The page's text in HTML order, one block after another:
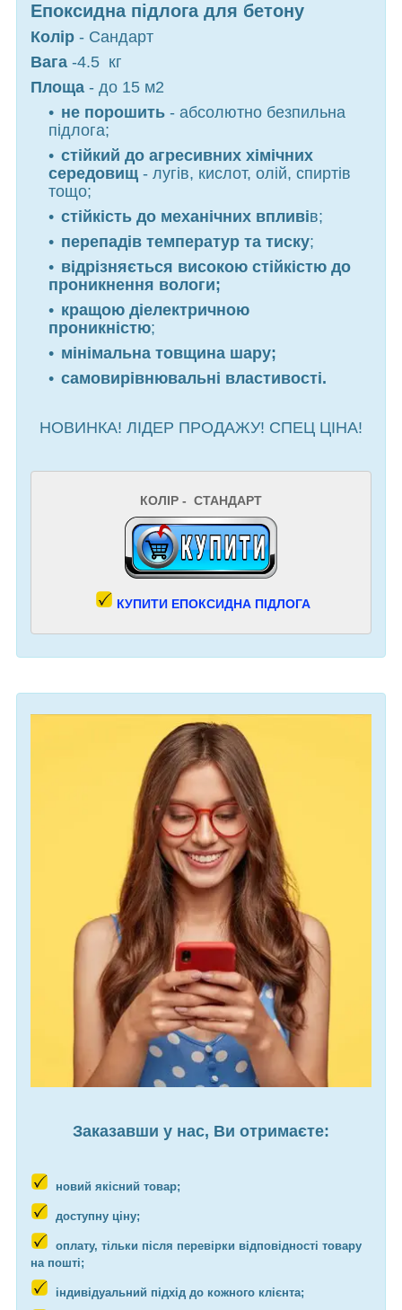
Епоксидна підлога для бетону
Колір - Сандарт
Вага -4.5 кг
Площа - до 15 м2
не порошить - абсолютно безпильна
підлога;
стійкий до агресивних хімічних
середовищ - лугів, кислот, олій, спиртів
тощо;
стійкість до механічних впливів;
перепадів температур та тиску;
відрізняється високою стійкістю до
проникнення вологи;
кращою діелектричною
проникністю;
мінімальна товщина шару;
самовирівнювальні властивості.
НОВИНКА! ЛІДЕР ПРОДАЖУ! СПЕЦ ЦІНА!
КОЛІР - СТАНДАРТ
КУПИТИ ЕПОКСИДНА ПІДЛОГА
Заказавши у нас, Ви отримаєте:
новий якісний товар;
доступну ціну;
оплату, тільки після перевірки відповідності товару
на пошті;
індивідуальний підхід до кожного клієнта;